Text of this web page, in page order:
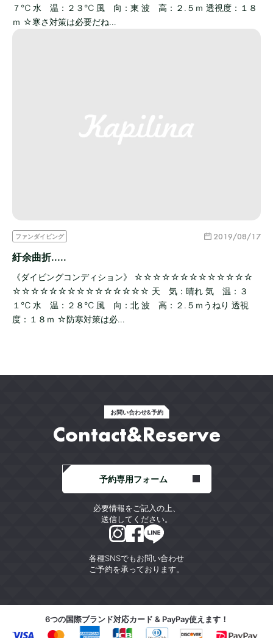
７℃ 水 温：２３℃ 風 向：東 波 高：２.５ｍ 透視度：１８
ｍ ☆寒さ対策は必要だね…
ファンダイビング 2019/08/17
紆余曲折.....
《ダイビングコンディション》 ☆☆☆☆☆☆☆☆☆☆☆☆☆
☆☆☆☆☆☆☆☆☆☆☆☆☆☆☆ 天 気：晴れ 気 温：３
１℃ 水 温：２８℃ 風 向：北 波 高：２.５ｍうねり 透視
度：１８ｍ ☆防寒対策は必…
お問い合わせ&予約
Contact&Reserve
各種SNSでもお問い合わせ
ご予約を承っております。
予約専用フォーム
必要情報をご記入の上、
送信してください。
6つの国際ブランド対応カード & PayPay使えます！